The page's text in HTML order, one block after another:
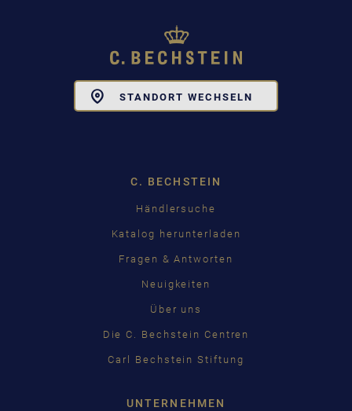
STANDORT WECHSELN
C. BECHSTEIN
Händlersuche
Katalog herunterladen
Fragen & Antworten
Neuigkeiten
Über uns
Die C. Bechstein Centren
Carl Bechstein Stiftung
UNTERNEHMEN